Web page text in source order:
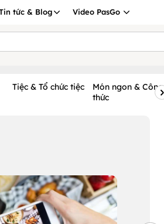
tức & Blog Video PasGo
Tiệc & Tổ chức tiệc
Món ngon & Công
thức